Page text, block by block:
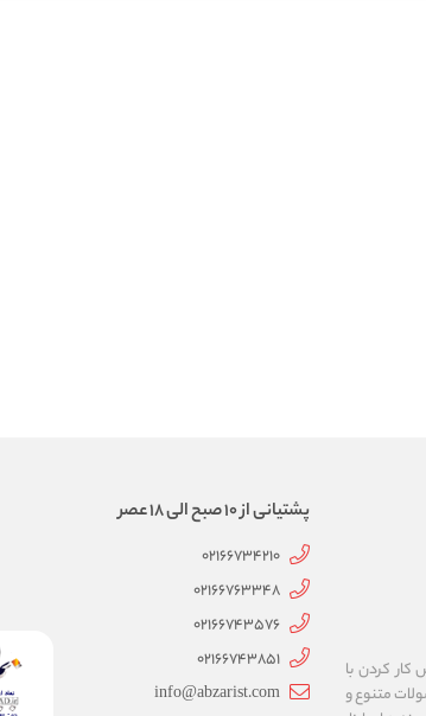
کردن با
تا محصولات متنوع و
پشتیانی از 10 صبح الی 18 عصر
02166734210
02166763348
02166743576
02166743851
info@abzarist.com